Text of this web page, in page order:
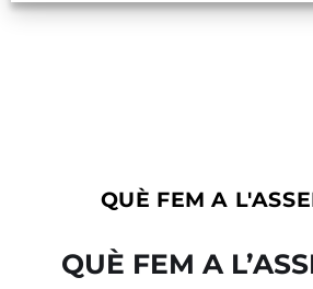
QUÈ FEM A
QUÈ FEM A